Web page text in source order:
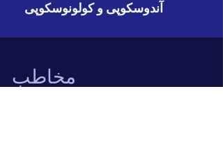
مخاطب
آندوسکوپی و کولونوسکوپی